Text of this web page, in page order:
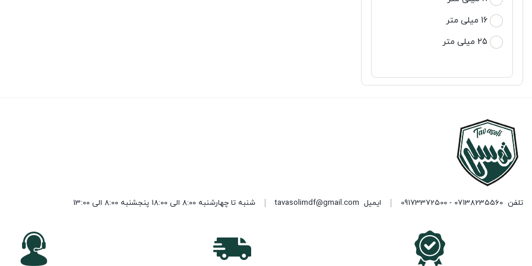
16 میلی متر
25 میلی متر
تلفن 07138235560 - 09173372500 ایمیل tavasolimdf@gmail.com شنبه تا چهارشنبه 8:00 الی 18:00 پنجشنبه 8:00 الی 13:00